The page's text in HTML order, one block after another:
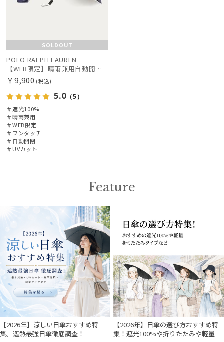
SOLDOUT
POLO RALPH LAUREN
【WEB限定】晴雨兼用自動開閉日傘 ポロ ラルフ ローレン（POLO RALPH LAUREN）ベア 遮光100 UV100 ワンタッチ開閉
￥9,900 (税込)
5.0 （5）
＃遮光100%
＃晴雨兼用
＃WEB限定
＃ワンタッチ
＃自動開閉
＃UVカット
Feature
【2026年】涼しい日傘おすすめ特
集。遮熱最強日傘徹底調査！
【2026年】日傘の選び方おすすめ特
集！遮光100%や折りたたみや軽量